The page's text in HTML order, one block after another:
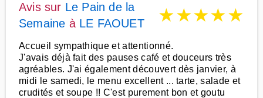
Avis sur Le Pain de la
Semaine à LE FAOUET ★★★★★
Accueil sympathique et attentionné.
J'avais déjà fait des pauses café et douceurs très
agréables. J'ai également découvert dès janvier, à
midi le samedi, le menu excellent ... tarte, salade et
crudités et soupe !! C'est purement bon et goutu